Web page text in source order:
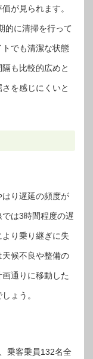
が見られます。
的に清掃を行って
でも清潔な状態
も比較的広めと
を感じにくいと
り遅延の頻度が
は3時間程度の遅
り乗り継ぎに失
候不良や整備の
通りに移動した
ょう。
乗客乗員132名全